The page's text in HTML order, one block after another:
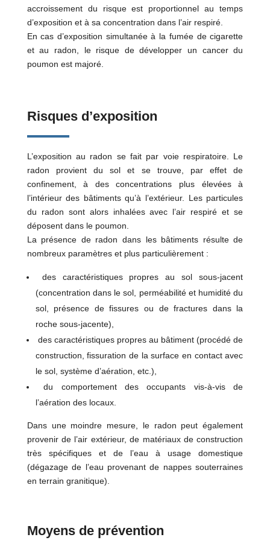
accroissement du risque est proportionnel au temps
d’exposition et à sa concentration dans l’air respiré.
En cas d’exposition simultanée à la fumée de cigarette
et au radon, le risque de développer un cancer du
poumon est majoré.
Risques d’exposition
L’exposition au radon se fait par voie respiratoire. Le
radon provient du sol et se trouve, par effet de
confinement, à des concentrations plus élevées à
l’intérieur des bâtiments qu’à l’extérieur. Les particules
du radon sont alors inhalées avec l’air respiré et se
déposent dans le poumon.
La présence de radon dans les bâtiments résulte de
nombreux paramètres et plus particulièrement :
des caractéristiques propres au sol sous-jacent
(concentration dans le sol, perméabilité et humidité du
sol, présence de fissures ou de fractures dans la
roche sous-jacente),
des caractéristiques propres au bâtiment (procédé de
construction, fissuration de la surface en contact avec
le sol, système d’aération, etc.),
du comportement des occupants vis-à-vis de
l’aération des locaux.
Dans une moindre mesure, le radon peut également
provenir de l’air extérieur, de matériaux de construction
très spécifiques et de l’eau à usage domestique
(dégazage de l’eau provenant de nappes souterraines
en terrain granitique).
Moyens de prévention